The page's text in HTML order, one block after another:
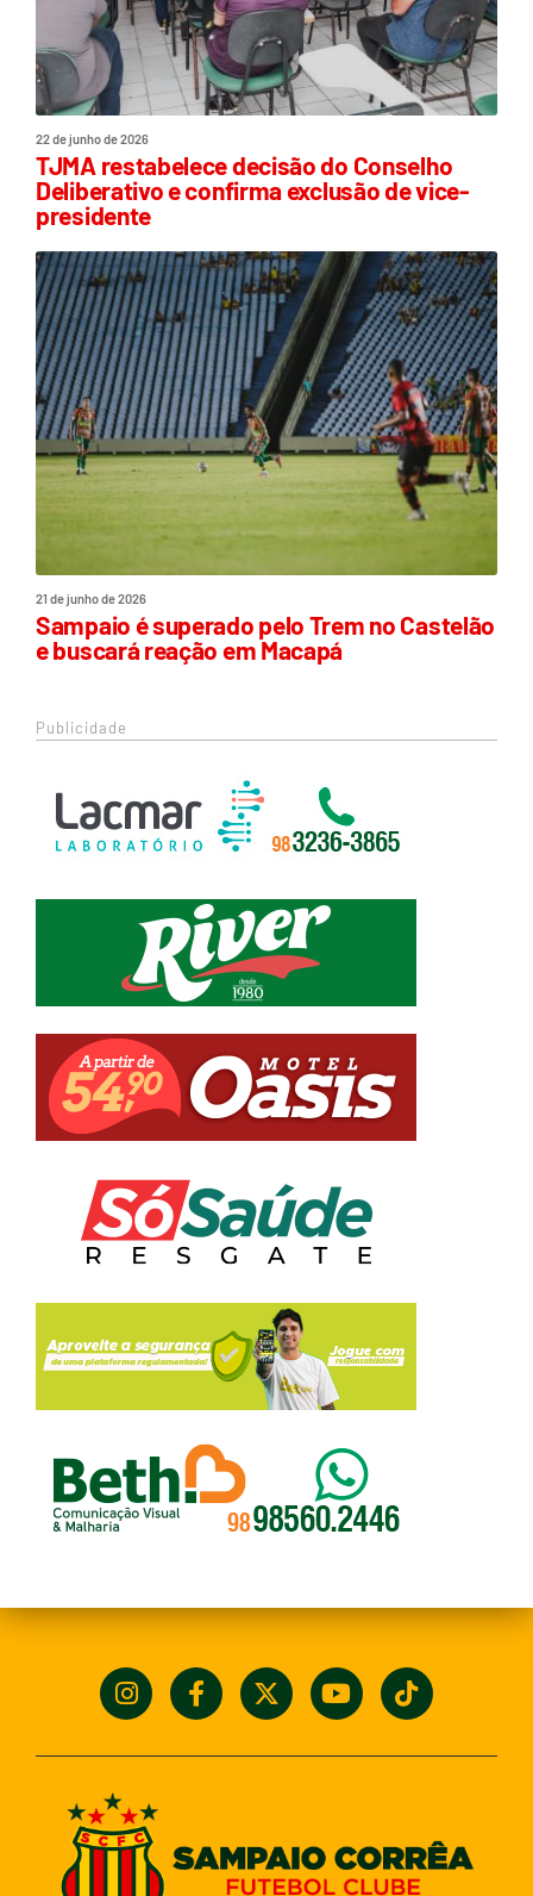
22 de junho de 2026
TJMA restabelece decisão do Conselho
Deliberativo e confirma exclusão de vice-
presidente
21 de junho de 2026
Sampaio é superado pelo Trem no Castelão
e buscará reação em Macapá
Publicidade